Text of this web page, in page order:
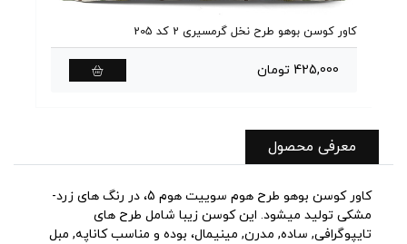
کاور کوسن بوهو طرح نخل گرمسیری 2 کد 205
425,000 تومان
معرفی محصول
کاور کوسن بوهو طرح هوم سوییت هوم 5، در رنگ های زرد-
مشکی تولید میشود. این کوسن زیبا شامل طرح های
تایپوگرافی, ساده, مدرن, مینیمال، بوده و مناسب کاناپه, مبل